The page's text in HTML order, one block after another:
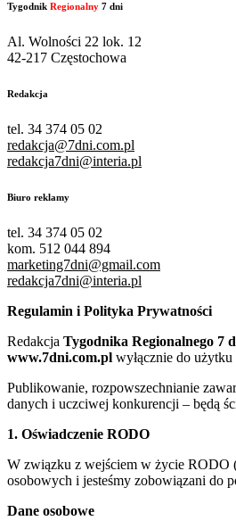
Tygodnik Regionalny 7 dni
Al. Wolności 22 lok. 12
42-217 Częstochowa
Redakcja
tel. 34 374 05 02
redakcja@7dni.com.pl
redakcja7dni@interia.pl
Biuro reklamy
tel. 34 374 05 02
kom. 512 044 894
marketing7dni@gmail.com
redakcja7dni@interia.pl
Regulamin i Polityka Prywatności
Redakcja Tygodnika Regionalnego 7
www.7dni.com.pl wyłącznie do
Publikowanie, rozpowszechnianie
danych i uczciwej konkurencji – będą
1. Oświadczenie RODO
W związku z wejściem w życie RODO
osobowych i jesteśmy zobowiązani do
Dane osobowe